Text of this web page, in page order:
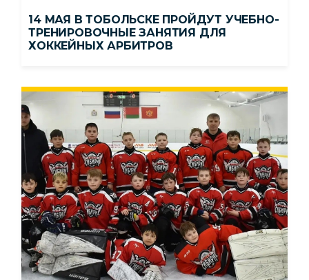
14 МАЯ В ТОБОЛЬСКЕ ПРОЙДУТ УЧЕБНО-
ТРЕНИРОВОЧНЫЕ ЗАНЯТИЯ ДЛЯ
ХОККЕЙНЫХ АРБИТРОВ